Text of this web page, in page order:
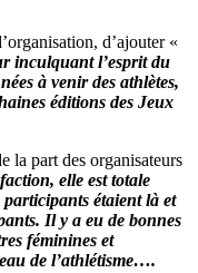
d’ajouter «
inculquant l’esprit du
à venir des athlètes,
éditions des Jeux
la part des organisateurs
elle est totale
étaient là et
Il y a eu de bonnes
féminines et
de l’athlétisme….